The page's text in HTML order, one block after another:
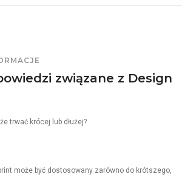
związane z Design
trwać krócej lub dłużej?
może być dostosowany zarówno do krótszego,